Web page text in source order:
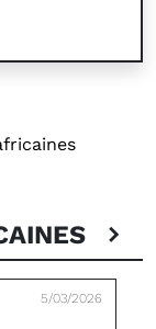
5/03/2026